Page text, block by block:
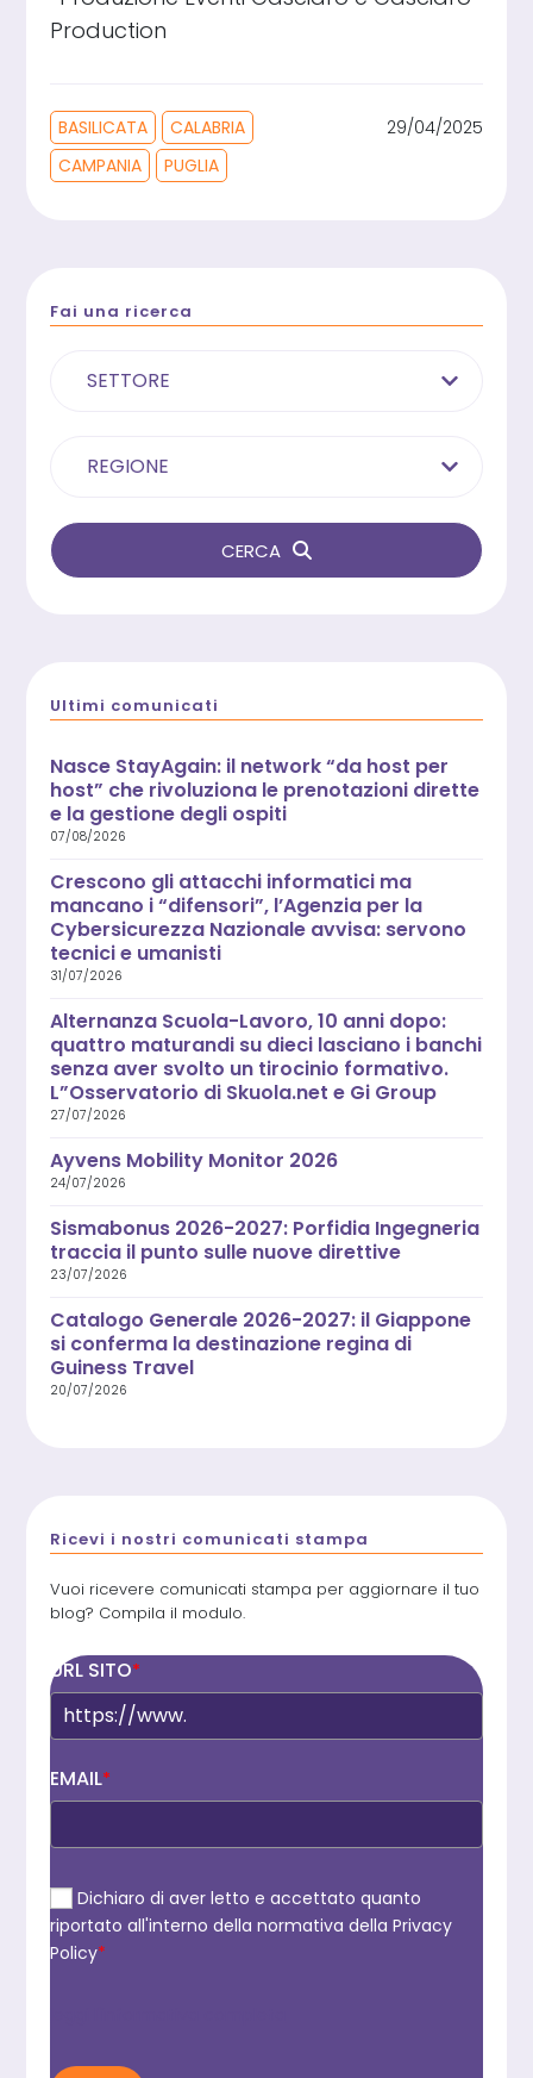
Production
BASILICATA
CALABRIA
CAMPANIA
PUGLIA
29/04/2025
Fai una ricerca
SETTORE
REGIONE
CERCA
Ultimi comunicati
Nasce StayAgain: il network “da host per
host” che rivoluziona le prenotazioni dirette
e la gestione degli ospiti
07/08/2026
Crescono gli attacchi informatici ma
mancano i “difensori”, l’Agenzia per la
Cybersicurezza Nazionale avvisa: servono
tecnici e umanisti
31/07/2026
Alternanza Scuola-Lavoro, 10 anni dopo:
quattro maturandi su dieci lasciano i banchi
senza aver svolto un tirocinio formativo.
L”Osservatorio di Skuola.net e Gi Group
27/07/2026
Ayvens Mobility Monitor 2026
24/07/2026
Sismabonus 2026-2027: Porfidia Ingegneria
traccia il punto sulle nuove direttive
23/07/2026
Catalogo Generale 2026-2027: il Giappone
si conferma la destinazione regina di
Guiness Travel
20/07/2026
Ricevi i nostri comunicati stampa
Vuoi ricevere comunicati stampa per aggiornare il tuo
blog? Compila il modulo.
URL SITO*
EMAIL*
Dichiaro di aver letto e accettato quanto
riportato all'interno della normativa della Privacy
Policy*